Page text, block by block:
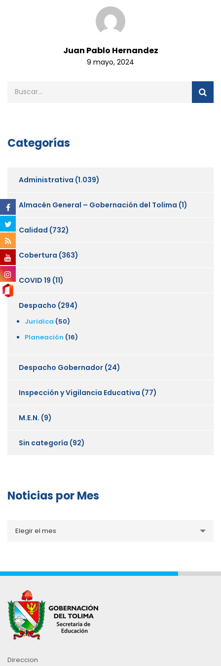
Juan Pablo Hernandez
9 mayo, 2024
Categorías
Administrativa (1.039)
Almacén General – Gobernación del Tolima (1)
Calidad (732)
Cobertura (363)
COVID 19 (11)
Despacho (294)
Juridica (50)
Planeación (16)
Despacho Gobernador (24)
Inspección y Vigilancia Educativa (77)
M.E.N. (9)
Sin categoría (92)
Noticias por Mes
porElegir el mes
Direccion